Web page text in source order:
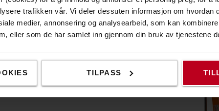
trafikken vår. Vi deler dessuten informasjon om hvordan
medier, annonsering og analysearbeid, som kan
eller som de har samlet inn gjennom din bruk av tjenestene
TILPASS
bremser automatisk for å
under drift.